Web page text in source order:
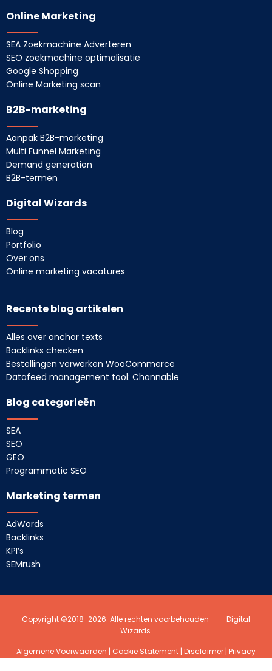
Online Marketing
SEA Zoekmachine Adverteren
SEO zoekmachine optimalisatie
Google Shopping
Online Marketing scan
B2B-marketing
Aanpak B2B-marketing
Multi Funnel Marketing
Demand generation
B2B-termen
Digital Wizards
Blog
Portfolio
Over ons
Online marketing vacatures
Recente blog artikelen
Alles over anchor texts
Backlinks checken
Bestellingen verwerken WooCommerce
Datafeed management tool: Channable
Blog categorieën
SEA
SEO
GEO
Programmatic SEO
Marketing termen
AdWords
Backlinks
KPI’s
SEMrush
Copyright ©2018-2026. Alle rechten voorbehouden –
Digital
Wizards.
Algemene Voorwaarden
Cookie Statement Disclaimer Privacy